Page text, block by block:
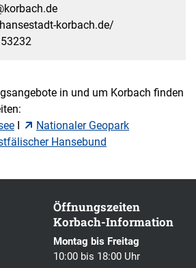
korbach.de/
in und um Korbach finden
I
Nationaler Geopark
Hansebund
Öffnungszeiten
Korbach-Information
Montag bis Freitag
10:00 bis 18:00 Uhr